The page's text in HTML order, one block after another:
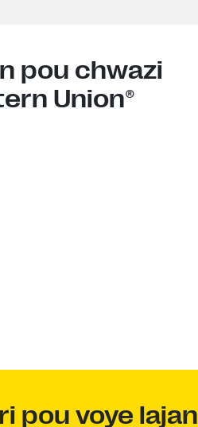
pou chwazi
Union®
pou voye lajan